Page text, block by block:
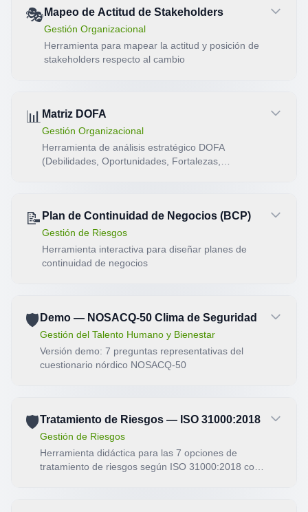
🎭 Mapeo de Actitud de Stakeholders
Gestión Organizacional
Herramienta para mapear la actitud y posición de
stakeholders respecto al cambio
📊 Matriz DOFA
Gestión Organizacional
Herramienta de análisis estratégico DOFA
(Debilidades, Oportunidades, Fortalezas,
📝 Plan de Continuidad de Negocios (BCP)
Gestión de Riesgos
Herramienta interactiva para diseñar planes de
continuidad de negocios
🛡️ Demo — NOSACQ-50 Clima de Seguridad
Gestión del Talento Humano y Bienestar
Versión demo: 7 preguntas representativas del
cuestionario nórdico NOSACQ-50
🛡️Tratamiento de Riesgos — ISO 31000:2018
Gestión de Riesgos
Herramienta didáctica para las 7 opciones de
tratamiento de riesgos según ISO 31000:2018 con